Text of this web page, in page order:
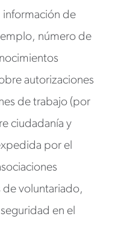
de
número de
autorizaciones
de trabajo (por
ciudadanía y
por el
de voluntariado,
en el